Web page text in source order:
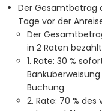
Der Gesamtbetrag
Tage vor der
Der
in 2 Raten
1. Rate: 30 %
Buchung
2. Rate: 70 %